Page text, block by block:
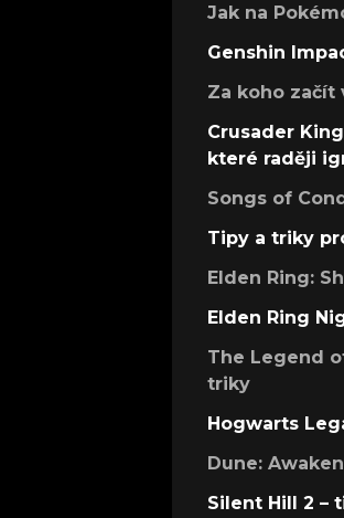
Jak na
Genshin
Za koho začít
Crusader
které raději
Songs of
Tipy a triky
Elden Ring:
Elden Ring
The Legend
triky
Hogwarts
Dune:
Silent Hill 2 –